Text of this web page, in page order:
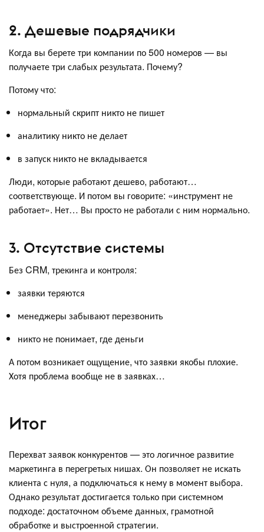
2. Дешевые подрядчики
Когда вы берете три компании по 500 номеров — вы
получаете три слабых результата. Почему?
Потому что:
нормальный скрипт никто не пишет
аналитику никто не делает
в запуск никто не вкладывается
Люди, которые работают дешево, работают…
соответствующе. И потом вы говорите: «инструмент не
работает». Нет… Вы просто не работали с ним нормально.
3. Отсутствие системы
Без CRM, трекинга и контроля:
заявки теряются
менеджеры забывают перезвонить
никто не понимает, где деньги
А потом возникает ощущение, что заявки якобы плохие.
Хотя проблема вообще не в заявках…
Итог
Перехват заявок конкурентов — это логичное развитие
маркетинга в перегретых нишах. Он позволяет не искать
клиента с нуля, а подключаться к нему в момент выбора.
Однако результат достигается только при системном
подходе: достаточном объеме данных, грамотной
обработке и выстроенной стратегии.